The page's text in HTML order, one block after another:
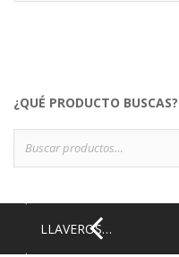
¿QUÉ PRODUCTO BUSCAS?
LLAVEROS…